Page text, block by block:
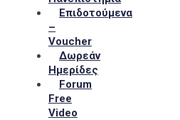
Επιδοτούμενα
–
Voucher
Δωρεάν
Ημερίδες
Forum
Free
Video